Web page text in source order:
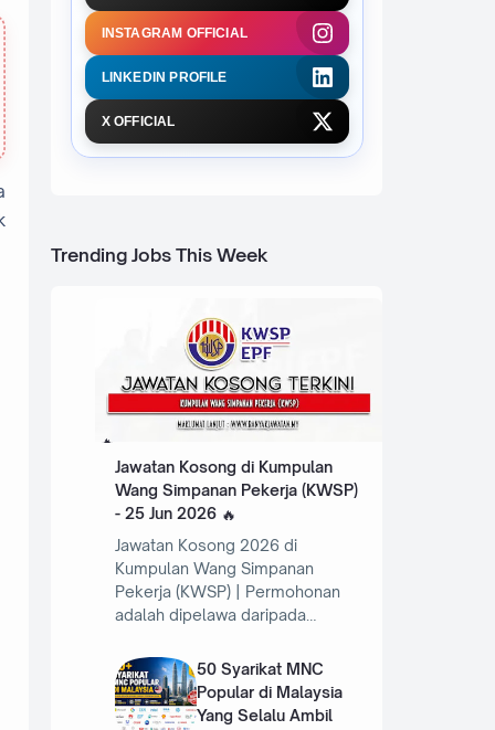
INSTAGRAM OFFICIAL
LINKEDIN PROFILE
X OFFICIAL
Trending Jobs This Week
Jawatan Kosong di Kumpulan
Wang Simpanan Pekerja (KWSP)
- 25 Jun 2026
Jawatan Kosong 2026 di
Kumpulan Wang Simpanan
Pekerja (KWSP) | Permohonan
adalah dipelawa daripada…
50 Syarikat MNC
Popular di Malaysia
Yang Selalu Ambil